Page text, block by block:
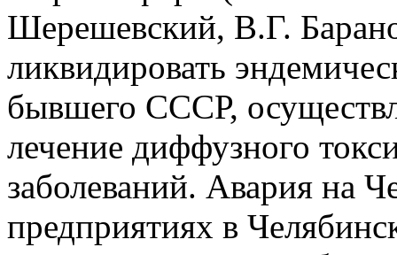
Шерешевский, В.Г.
ликвидировать
бывшего СССР,
лечение диффузного
заболеваний. Авария на
предприятиях в